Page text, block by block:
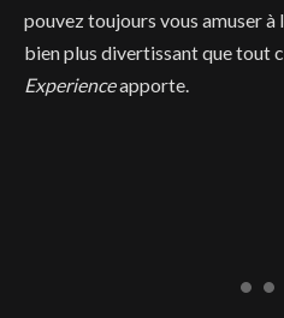
pouvez toujours vous amuser à
bien plus divertissant que tout
Experienceapporte.